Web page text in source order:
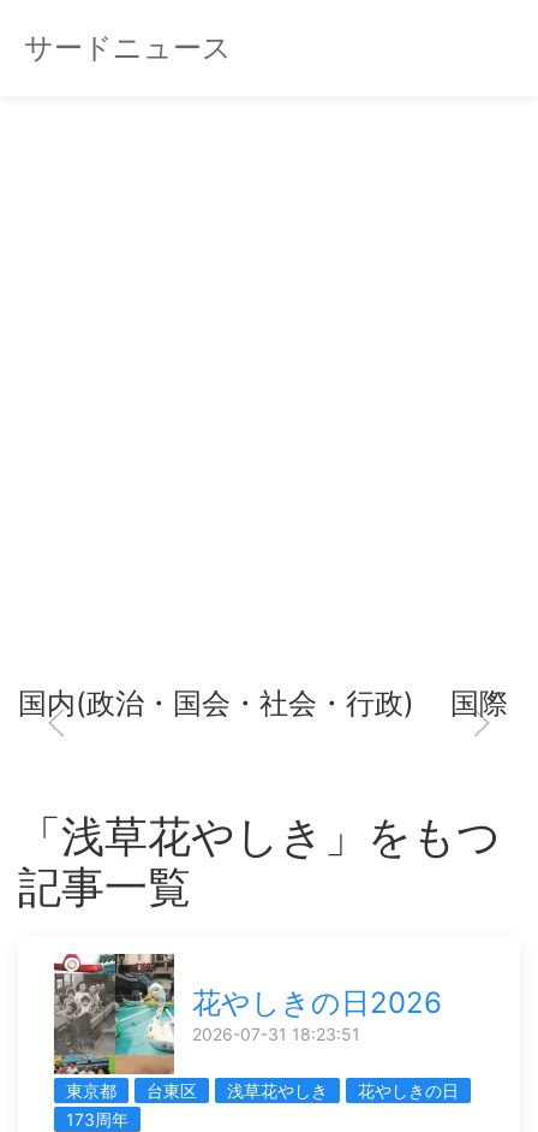
サードニュース
国内(政治・国会・社会・行政) 国際
「浅草花やしき」をもつ
記事一覧
花やしきの日2026
2026-07-31 18:23:51
東京都 台東区 浅草花やしき
花やしきの日
173周年